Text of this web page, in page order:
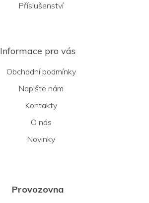
Příslušenství
Informace pro vás
Obchodní podmínky
Napište nám
Kontakty
O nás
Novinky
Provozovna